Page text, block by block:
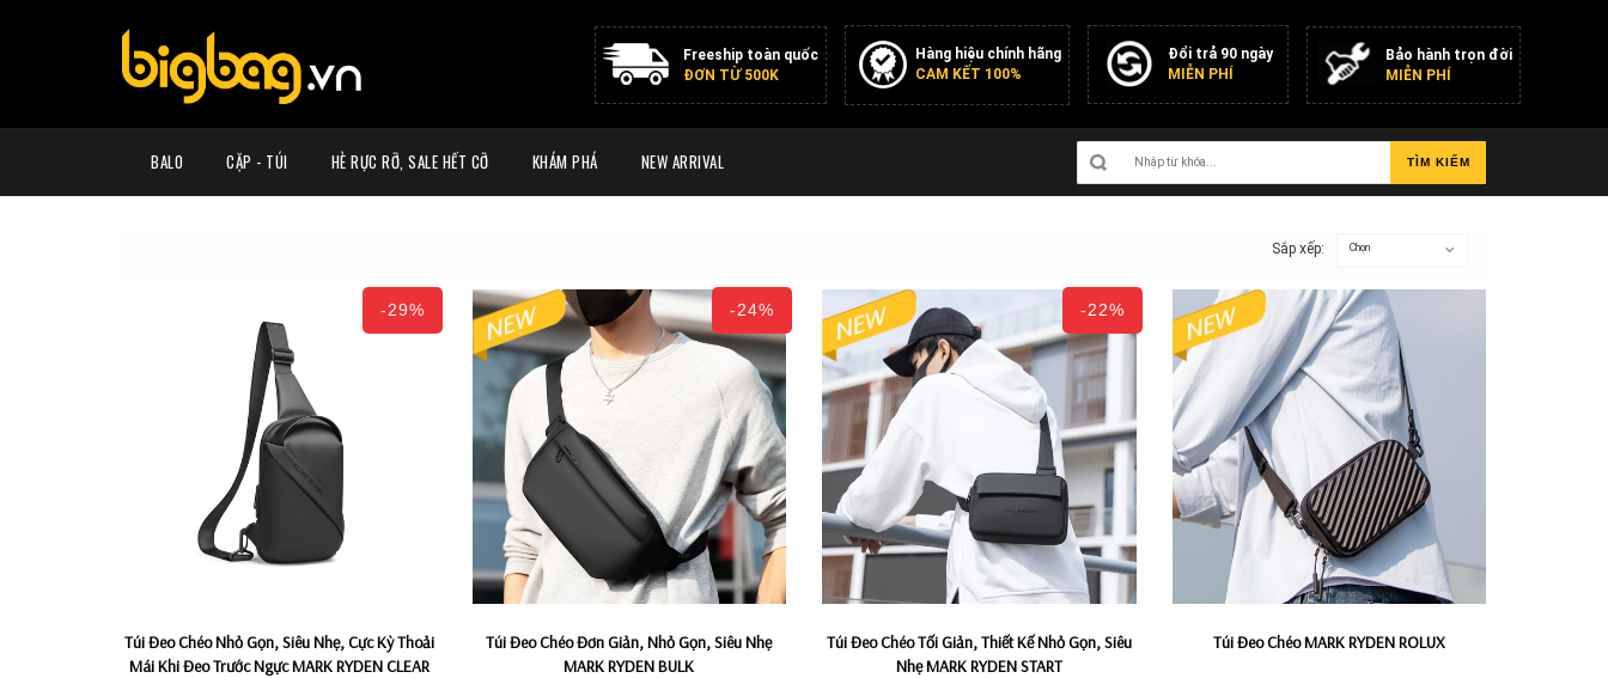
Freeship toàn quốc
ĐƠN TỪ 500K
Hàng hiệu chính hãng
CAM KẾT 100%
Đổi trả 90 ngày
MIỄN PHÍ
Bảo hành trọn đời
MIỄN PHÍ
TÌM KIẾM
BALO CẶP - TÚI HÈ RỰC RỠ, SALE HẾT CỠ KHÁM PHÁ NEW ARRIVAL
Sắp xếp: Chọn
-29%
Túi Đeo Chéo Nhỏ Gọn, Siêu Nhẹ, Cực Kỳ Thoải
Mái Khi Đeo Trước Ngực MARK RYDEN CLEAR
-24%
Túi Đeo Chéo Đơn Giản, Nhỏ Gọn, Siêu Nhẹ
MARK RYDEN BULK
-22%
Túi Đeo Chéo Tối Giản, Thiết Kế Nhỏ Gọn, Siêu
Nhẹ MARK RYDEN START
Túi Đeo Chéo MARK RYDEN ROLUX